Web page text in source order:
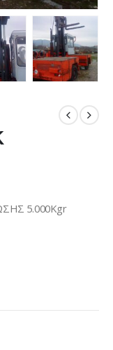
5.000Kgr